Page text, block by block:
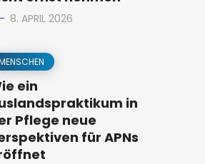
8. APRIL 2026
ein
in
Pflege neue
für APNs